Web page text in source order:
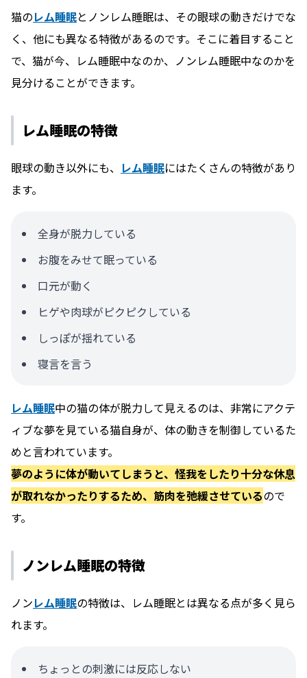
猫のレム睡眠とノンレム睡眠は、その眼球の動きだけでな
く、他にも異なる特徴があるのです。そこに着目すること
で、猫が今、レム睡眠中なのか、ノンレム睡眠中なのかを
見分けることができます。
レム睡眠の特徴
眼球の動き以外にも、 レム睡眠にはたくさんの特徴があり
ます。
全身が脱力している
お腹をみせて眠っている
口元が動く
ヒゲや肉球がピクピクしている
しっぽが揺れている
寝言を言う
レム睡眠中の猫の体が脱力して見えるのは、非常にアクテ
ィブな夢を見ている猫自身が、体の動きを制御しているた
めと言われています。
夢のように体が動いてしまうと、怪我をしたり十分な休息
が取れなかったりするため、筋肉を弛緩させているので
す。
ノンレム睡眠の特徴
ノンレム睡眠の特徴は、レム睡眠とは異なる点が多く見ら
れます。
ちょっとの刺激には反応しない